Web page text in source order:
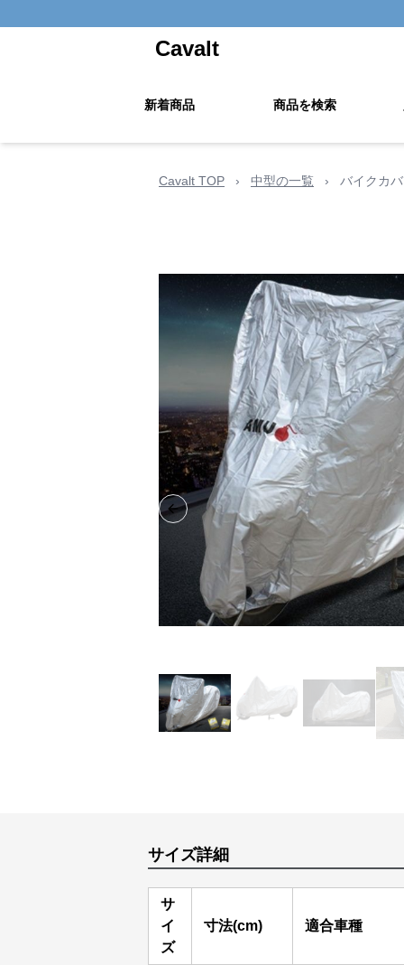
Cavalt
新着商品 商品を検索
Cavalt TOP › 中型の一覧 › バイクカ
Previous slide
サイズ詳細
サ
イ
ズ
寸法(cm) 適合車種